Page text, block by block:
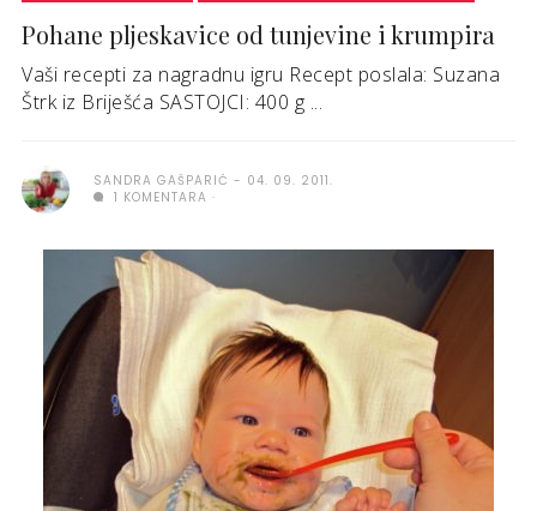
Pohane pljeskavice od tunjevine i krumpira
Vaši recepti za nagradnu igru Recept poslala: Suzana
Štrk iz Briješća SASTOJCI: 400 g ...
SANDRA GAŠPARIĆ
04. 09. 2011.
1 KOMENTARA